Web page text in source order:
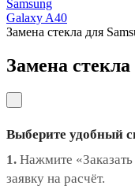
Samsung
Galaxy A40
Замена стекла для
Замена
Выберите удобный
1. Нажмите
заявку на расчёт.